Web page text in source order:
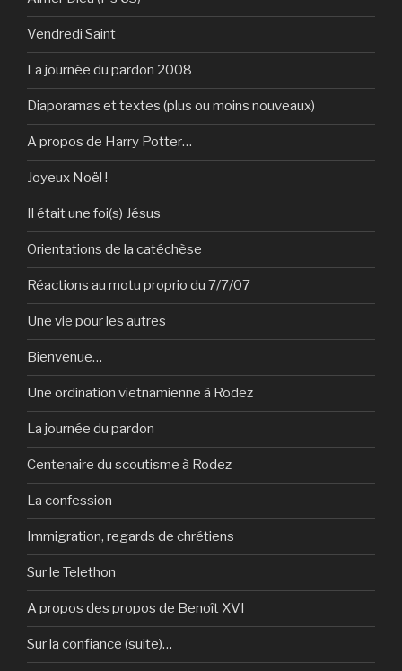
Vendredi Saint
La journée du pardon 2008
Diaporamas et textes (plus ou moins nouveaux)
A propos de Harry Potter…
Joyeux Noël !
Il était une foi(s) Jésus
Orientations de la catéchèse
Réactions au motu proprio du 7/7/07
Une vie pour les autres
Bienvenue…
Une ordination vietnamienne à Rodez
La journée du pardon
Centenaire du scoutisme à Rodez
La confession
Immigration, regards de chrétiens
Sur le Telethon
A propos des propos de Benoît XVI
Sur la confiance (suite)…